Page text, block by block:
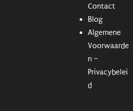
Contact
Blog
Algemene
Voorwaarde
n –
Privacybelei
d